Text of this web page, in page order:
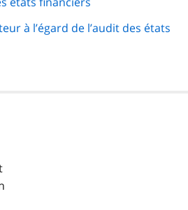
à l’égard de l’audit des états